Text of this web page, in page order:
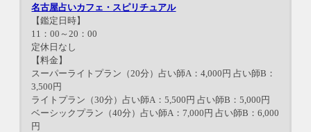
名古屋占いカフェ・スピリチュアル
【鑑定日時】
11：00～20：00
定休日なし
【料金】
スーパーライトプラン（20分）占い師A：4,000円 占い師B：
3,500円
ライトプラン（30分）占い師A：5,500円 占い師B：5,000円
ベーシックプラン（40分）占い師A：7,000円 占い師B：6,000
円